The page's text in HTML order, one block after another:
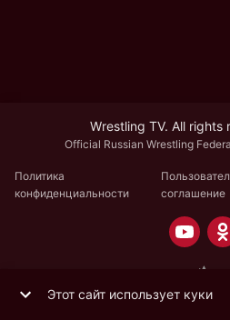
Wrestling TV. All rights
Official Russian Wrestling
Политика
конфиденциальности
соглашение
Этот сайт использует куки